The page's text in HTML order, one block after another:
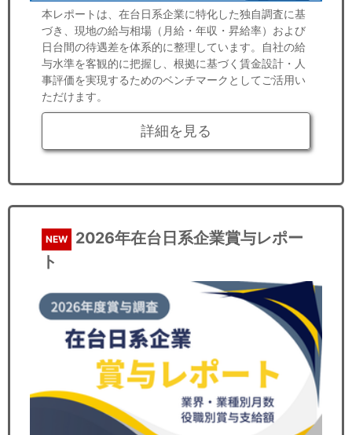
本レポートは、在台日系企業に特化した独自調査に基
づき、現地の給与相場（月給・年収・昇給率）および
日台間の待遇差を体系的に整理しています。自社の給
与水準を客観的に把握し、根拠に基づく賃金設計・人
事評価を実現するためのベンチマークとしてご活用い
ただけます。
詳細を見る
NEW
2026年在台日系企業賞与レポー
ト